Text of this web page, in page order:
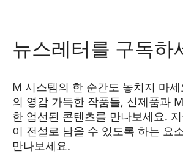
뉴스레터를 구독하
M 시스템의 한 순간도 놓치지 마
의 영감 가득한 작품들, 신제품과
한 엄선된 콘텐츠를 만나보세요.
이 전설로 남을 수 있도록 하는 요
만나보세요.